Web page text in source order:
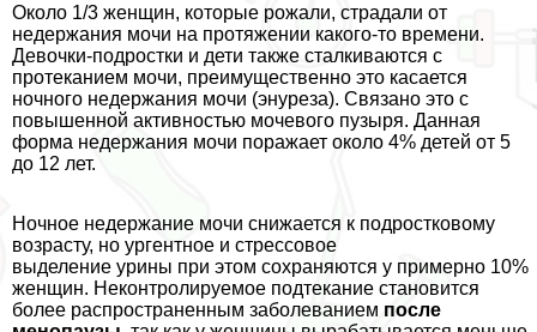
Около 1/3 женщин, которые рожали, страдали от
недержания мочи на протяжении какого-то времени.
Дeвoчки-подростки и дети также сталкиваются с
протеканием мочи, преимущественно это касается
ночного недержания мочи (энуреза). Связано это с
повышенной активностью мочевого пузыря. Данная
форма недержания мочи поражает около 4% детей от 5
до 12 лет.
Ночное недержание мочи снижается к подростковому
возрасту, но ургентное и стрессовое
выделение урины при этом сохраняются у примерно 10%
женщин. Неконтролируемое подтекание становится
более распространенным заболеванием после